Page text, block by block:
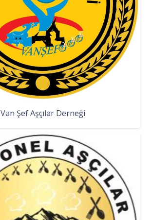
Van Şef Aşçılar Derneği